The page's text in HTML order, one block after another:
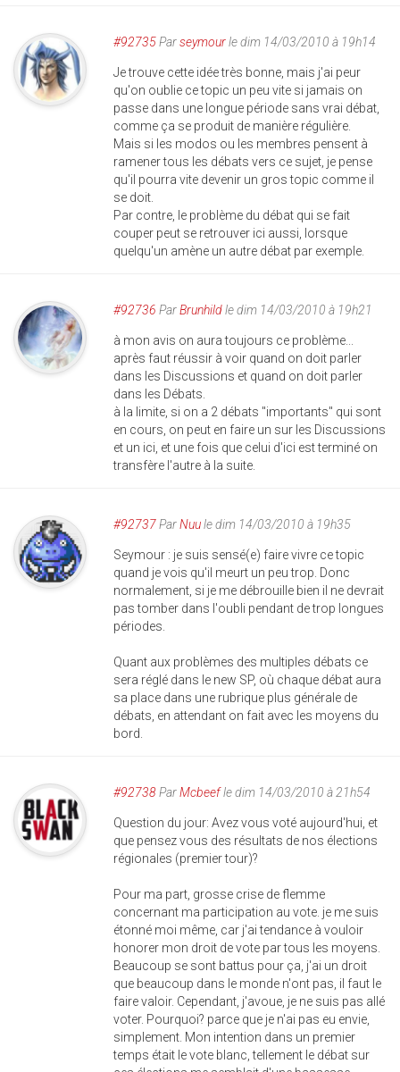
#92735Parseymourle dim 14/03/2010 à 19h14
Je trouve cette idée très bonne, mais j'ai peur
qu'on oublie ce topic un peu vite si jamais on
passe dans une longue période sans vrai débat,
comme ça se produit de manière régulière.
Mais si les modos ou les membres pensent à
ramener tous les débats vers ce sujet, je pense
qu'il pourra vite devenir un gros topic comme il
se doit.
Par contre, le problème du débat qui se fait
couper peut se retrouver ici aussi, lorsque
quelqu'un amène un autre débat par exemple.
#92736 ParBrunhildle dim 14/03/2010 à 19h21
à mon avis on aura toujours ce problème...
après faut réussir à voir quand on doit parler
dans les Discussions et quand on doit parler
dans les Débats.
à la limite, si on a 2 débats "importants" qui sont
en cours, on peut en faire un sur les Discussions
et un ici, et une fois que celui d'ici est terminé on
transfère l'autre à la suite.
#92737ParNuule dim 14/03/2010 à 19h35
Seymour : je suis sensé(e) faire vivre ce topic
quand je vois qu'il meurt un peu trop. Donc
normalement, si je me débrouille bien il ne devrait
pas tomber dans l'oubli pendant de trop longues
périodes.
Quant aux problèmes des multiples débats ce
sera réglé dans le new SP, où chaque débat aura
sa place dans une rubrique plus générale de
débats, en attendant on fait avec les moyens du
bord.
#92738ParMcbeefle dim 14/03/2010 à 21h54
Question du jour: Avez vous voté aujourd'hui, et
que pensez vous des résultats de nos élections
régionales (premier tour)?
Pour ma part, grosse crise de flemme
concernant ma participation au vote. je me suis
étonné moi même, car j'ai tendance à vouloir
honorer mon droit de vote par tous les moyens.
Beaucoup se sont battus pour ça, j'ai un droit
que beaucoup dans le monde n'ont pas, il faut le
faire valoir. Cependant, j'avoue, je ne suis pas allé
voter. Pourquoi? parce que je n'ai pas eu envie,
simplement. Mon intention dans un premier
temps était le vote blanc, tellement le débat sur